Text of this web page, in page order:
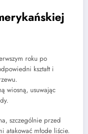
roku po
kształt i
wiosną, usuwając
szczególnie przed
atakować młode liście.